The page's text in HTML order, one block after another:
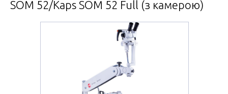
SOM 52/Kaps SOM 52 Full (з камерою)